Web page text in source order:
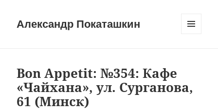
Александр Покаташкин
Bon Appetit: №354: Кафе
«Чайхана», ул. Сурганова,
61 (Минск)